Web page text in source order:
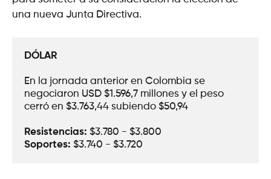
una nueva Junta Directiva.
DÓLAR
En la jornada anterior en Colombia se
negociaron USD $1.596,7 millones y el peso
cerró en $3.763,44 subiendo $50,94
Resistencias: $3.780 - $3.800
Soportes: $3.740 - $3.720